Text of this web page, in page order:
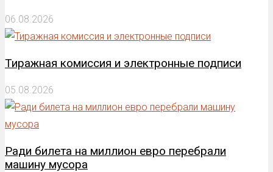
06.08.2026
Тиражная комиссия и электронные подписи
05.08.2026
Ради билета на миллион евро перебрали
машину мусора